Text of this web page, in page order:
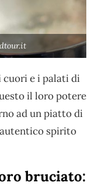
cuori e i palati di
il loro potere
ad un piatto di
spirito
bruciato: